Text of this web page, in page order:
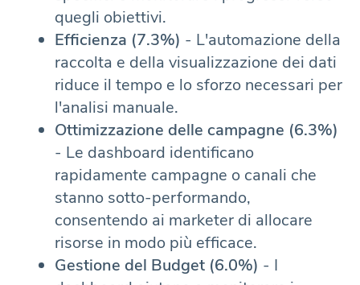
quegli obiettivi.
Efficienza (7.3%) - L'automazione della
raccolta e della visualizzazione dei dati
riduce il tempo e lo sforzo necessari per
l'analisi manuale.
Ottimizzazione delle campagne (6.3%)
- Le dashboard identificano
rapidamente campagne o canali che
stanno sotto-performando,
consentendo ai marketer di allocare
risorse in modo più efficace.
Gestione del Budget (6.0%) - I